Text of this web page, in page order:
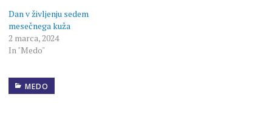
Dan v življenju sedem
mesečnega kuža
2 marca, 2024
In "Medo"
MEDO